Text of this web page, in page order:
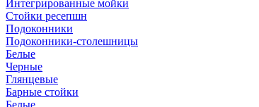
Интегрированные мойки
Стойки ресепшн
Подоконники
Подоконники-столешницы
Белые
Черные
Глянцевые
Барные стойки
Белые